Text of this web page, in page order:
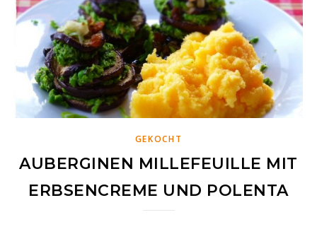
GEKOCHT
AUBERGINEN MILLEFEUILLE MIT
ERBSENCREME UND POLENTA